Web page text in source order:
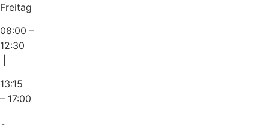
Freitag
08:00 –
12:30
13:15
– 17:00